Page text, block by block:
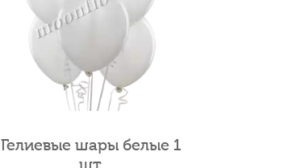
Гелиевые шары белые 1
шт